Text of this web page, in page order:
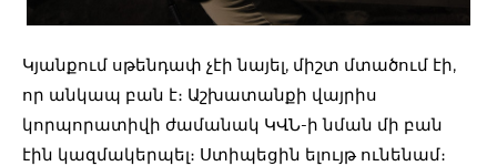
Կյանքում սթենդափ չէի նայել, միշտ մտածում էի,
որ անկապ բան է։ Աշխատանքի վայրիս
կորպորատիվի ժամանակ ԿՎՆ-ի նման մի բան
էին կազմակերպել։ Ստիպեցին ելույթ ունենամ։